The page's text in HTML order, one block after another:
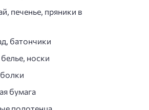
печенье, пряники в
батончики
носки
бумага
полотенца